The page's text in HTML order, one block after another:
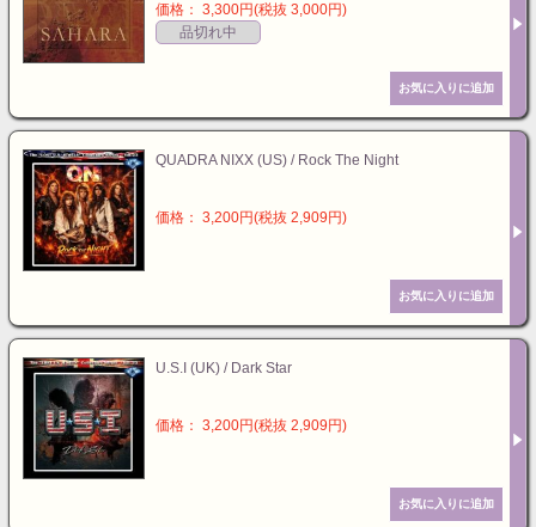
価格： 3,300円(税抜 3,000円)
品切れ中
QUADRA NIXX (US) / Rock The Night
価格： 3,200円(税抜 2,909円)
U.S.I (UK) / Dark Star
価格： 3,200円(税抜 2,909円)